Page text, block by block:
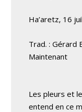
Ha’aretz, 16
Trad. : Gérard
Maintenant
Les pleurs et
entend en ce